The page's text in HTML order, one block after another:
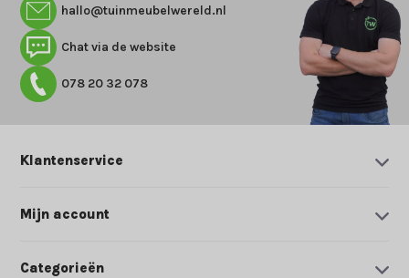
hallo@tuinmeubelwereld.nl
Chat via de website
078 20 32 078
Klantenservice
Mijn account
Categorieën